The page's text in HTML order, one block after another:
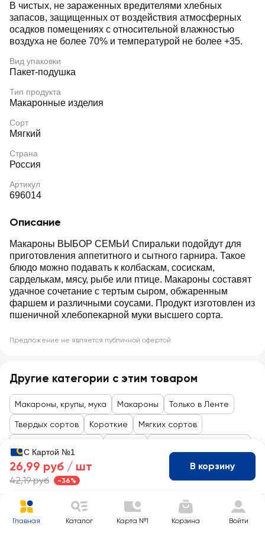
В чистых, не зараженных вредителями хлебных
запасов, защищенных от воздействия атмосферных
осадков помещениях с относительной влажностью
воздуха не более 70% и температурой не более +35.
Вид упаковки
Пакет-подушка
Тип продукта
Макаронные изделия
Сорт
Мягкий
Страна
Россия
Артикул
696014
Описание
Макароны ВЫБОР СЕМЬИ Спиральки подойдут для
приготовления аппетитного и сытного гарнира. Такое
блюдо можно подавать к колбаскам, сосискам,
сарделькам, мясу, рыбе или птице. Макароны составят
удачное сочетание с тертым сыром, обжаренным
фаршем и различными соусами. Продукт изготовлен из
пшеничной хлебопекарной муки высшего сорта.
Предложение не является публичной офертой
Другие категории с этим товаром
Макароны, крупы, мука Макароны Только в Ленте
Твердых сортов Короткие Мягких сортов
С Картой №1
26,99 руб / шт
42,19 руб -36%
В корзину
Главная Каталог Карта №1 Корзина Войти